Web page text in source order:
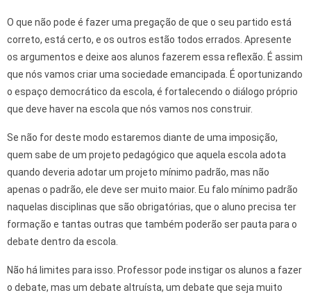
O que não pode é fazer uma pregação de que o seu partido está
correto, está certo, e os outros estão todos errados. Apresente
os argumentos e deixe aos alunos fazerem essa reflexão. É assim
que nós vamos criar uma sociedade emancipada. É oportunizando
o espaço democrático da escola, é fortalecendo o diálogo próprio
que deve haver na escola que nós vamos nos construir.
Se não for deste modo estaremos diante de uma imposição,
quem sabe de um projeto pedagógico que aquela escola adota
quando deveria adotar um projeto mínimo padrão, mas não
apenas o padrão, ele deve ser muito maior. Eu falo mínimo padrão
naquelas disciplinas que são obrigatórias, que o aluno precisa ter
formação e tantas outras que também poderão ser pauta para o
debate dentro da escola.
Não há limites para isso. Professor pode instigar os alunos a fazer
o debate, mas um debate altruísta, um debate que seja muito